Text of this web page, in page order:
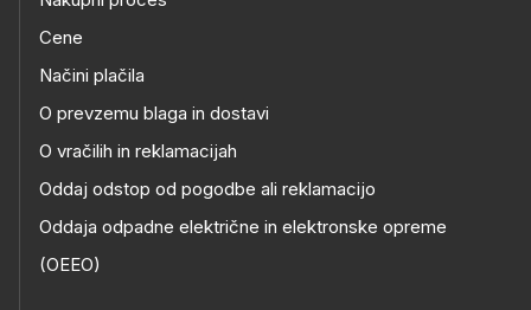
Cene
Načini plačila
O prevzemu blaga in dostavi
O vračilih in reklamacijah
Oddaj odstop od pogodbe ali reklamacijo
Oddaja odpadne električne in elektronske opreme
(OEEO)